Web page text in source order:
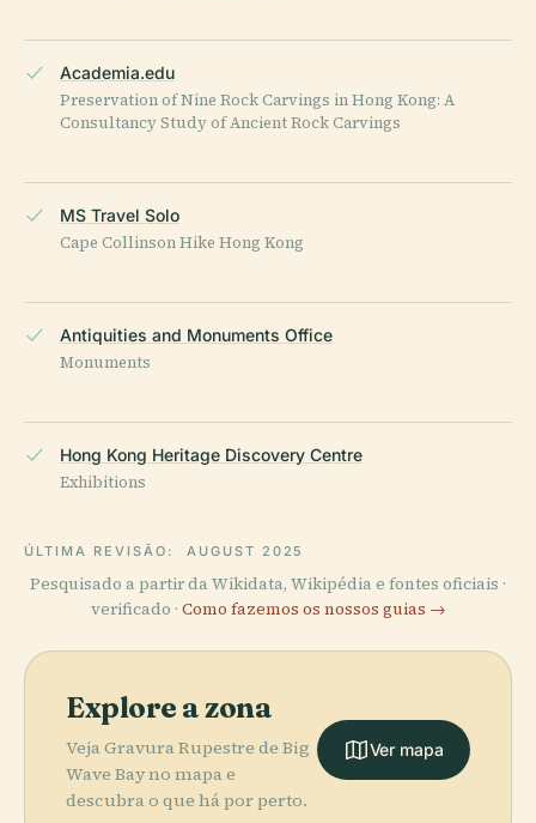
Academia.edu
Preservation of Nine Rock Carvings in Hong Kong: A
Consultancy Study of Ancient Rock Carvings
MS Travel Solo
Cape Collinson Hike Hong Kong
Antiquities and Monuments Office
Monuments
Hong Kong Heritage Discovery Centre
Exhibitions
ÚLTIMA REVISÃO: AUGUST 2025
Pesquisado a partir da Wikidata, Wikipédia e fontes oficiais ·
verificado · Como fazemos os nossos guias →
Explore a zona
Veja Gravura Rupestre de Big
Wave Bay no mapa e
descubra o que há por perto.
Ver mapa